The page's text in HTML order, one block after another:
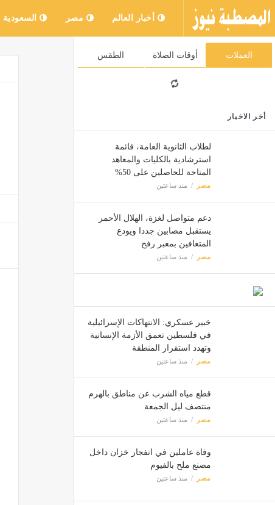
أخبار العالم مصر السعودية
العملات أوقات الصلاة الطقس
أخر الاخبار
لطلاب الثانوية العامة، قائمة
استرشادية بالكليات والمعاهد
المتاحة للحاصلين على 50%
مصر منذ ساعتين
دعم متواصل لغزة، الهلال الأحمر
يستقبل مصابين جددا ويودع
المتعافين بمعبر رفح
مصر منذ ساعتين
خبير عسكري: الانتهاكات الإسرائيلية
في فلسطين تعمق الأزمة الإنسانية
وتهدد استقرار المنطقة
مصر منذ ساعتين
قطع مياه الشرب عن مناطق بالهرم
منتصف ليل الجمعة
مصر منذ ساعتين
وفاة عاملين في انفجار خزان داخل
مصنع ملح بالفيوم
مصر منذ ساعتين